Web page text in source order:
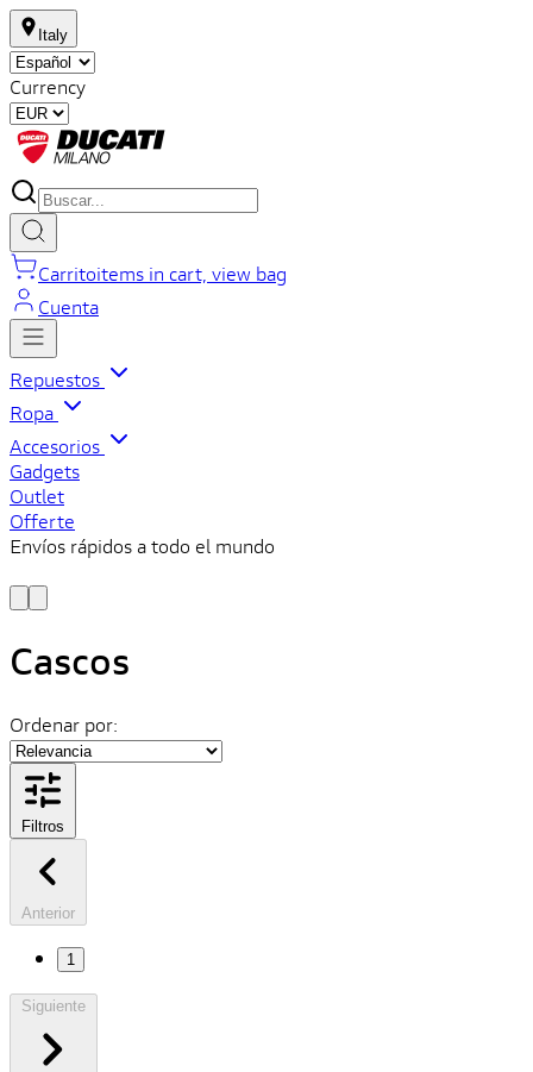
Italy
Currency
Carritoitems in cart, view bag
Cuenta
Repuestos
Ropa
Accesorios
Gadgets
Outlet
Offerte
Envíos rápidos a todo el mundo
Cascos
Ordenar por:
Filtros
Anterior
1